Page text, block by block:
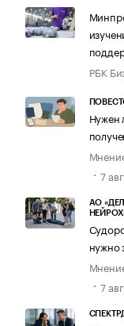
РБК
Нужен
7
АО
нужно
7